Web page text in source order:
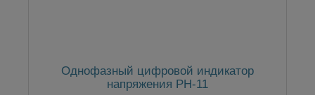
Однофазный цифровой индикатор
напряжения РН-11